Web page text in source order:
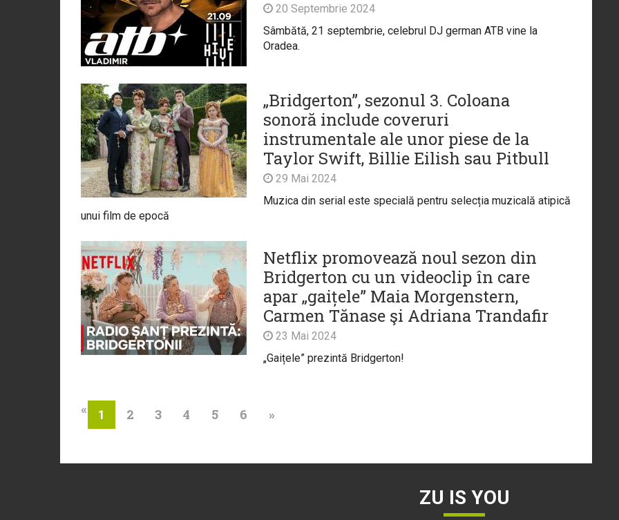
20 Septembrie 2024
Sâmbătă, 21 septembrie, celebrul DJ german ATB vine la
Oradea.
„Bridgerton”, sezonul 3. Coloana
sonoră include coveruri
instrumentale ale unor piese de la
Taylor Swift, Billie Eilish sau Pitbull
29 Mai 2024
Muzica din serial este specială pentru selecția muzicală atipică
unui film de epocă
Netflix promovează noul sezon din
Bridgerton cu un videoclip în care
apar „gaițele” Maia Morgenstern,
Carmen Tănase şi Adriana Trandafir
23 Mai 2024
„Gaițele” prezintă Bridgerton!
« 1 2 3 4 5 6 »
ZU IS YOU